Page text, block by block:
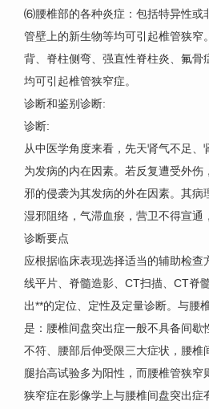
⑹腰椎部的各种炎症：包括特异性或
管壁上的新生物等均可引起椎管狭窄
背、脊柱侧弯、强直性脊柱炎、氟骨
均可引起椎管狭窄症。
诊断和鉴别诊断:
诊断:
从中医学角度来看，先天肾气不足、
为发病的内在因素。若反复遭受外伤
邪的侵袭为其发病的外在因素。其病
湿邪阻络，气滞血瘀，营卫不得宣通
诊断要点
应根据临床表现选择适当的辅助检查
线平片、脊髓造影、CT扫描、CT脊
出**的定位、定性及定量诊断。与腰
是：腰椎间盘突出症一般不具备间歇
不符、腰部后伸受限三大症状，腰椎
腿抬高试验多为阳性，而腰椎管狭窄
狭窄症在影像学上与腰椎间盘突出症